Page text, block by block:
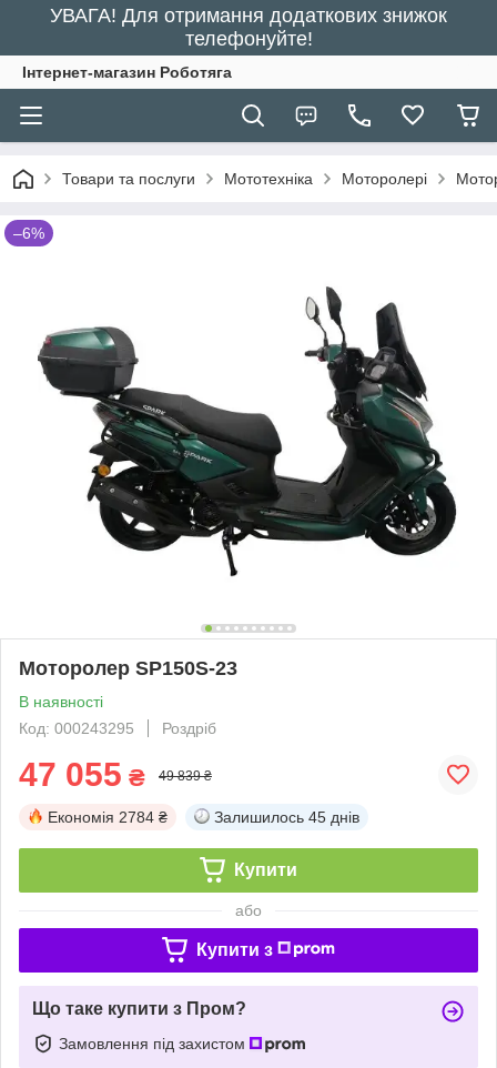
УВАГА! Для отримання додаткових знижок
телефонуйте!
Інтернет-магазин Роботяга
Товари та послуги Мототехніка Моторолері
–6%
Моторолер SP150S-23
В наявності
Код: 000243295
Роздріб
47 055 ₴ 49 839 ₴
Економія 2784 ₴ Залишилось 45 днів
Купити
або
Купити з
Що таке купити з Пром?
Замовлення під захистом